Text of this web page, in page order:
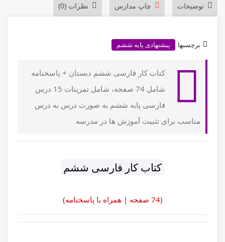
توضیحات چاپ مدارس نظرات (0)
برچسبها پیشنهادی پایه ششم
کتاب کار فارسی ششم دبستان + پاسخنامه
شامل 74 صفحه، شامل تمرینات 15 درس
فارسی پایه ششم به صورت درس به درس
مناسب برای تثبیت آموزش ها در مدرسه
کتاب کار فارسی ششم
(74 صفحه | همراه با پاسخنامه)